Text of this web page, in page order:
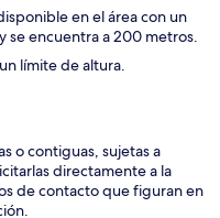
en el área con un
se encuentra a 200 metros.
límite de altura.
o contiguas, sujetas a
directamente a la
de contacto que figuran en